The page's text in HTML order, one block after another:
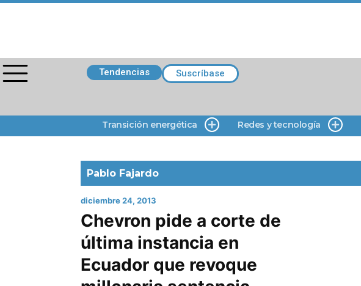
Tendencias Suscríbase
Transición energética Redes y tecnología
Pablo Fajardo
diciembre 24, 2013
Chevron pide a corte de
última instancia en
Ecuador que revoque